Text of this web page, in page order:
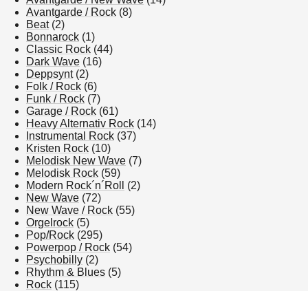
Avantgarde / Rock (8)
Beat(2)
Bonnarock (1)
Classic Rock (44)
Dark Wave (16)
Deppsynt(2)
Folk / Rock (6)
Funk / Rock (7)
Garage / Rock (61)
Heavy Alternativ Rock (14)
Instrumental Rock (37)
Kristen Rock (10)
Melodisk New Wave (7)
Melodisk Rock (59)
Modern Rock´n´Roll
(2)
New Wave (72)
New Wave / Rock (55)
Orgelrock (5)
Pop/Rock (295)
Powerpop / Rock (54)
Psychobilly (2)
Rhythm & Blues (5)
Rock (115)